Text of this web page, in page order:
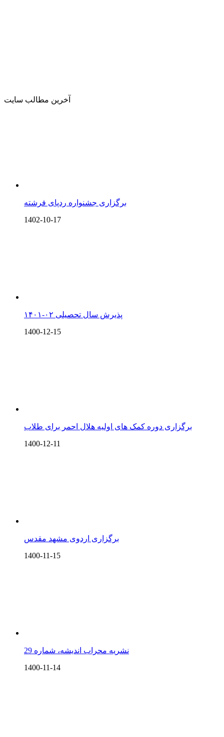
آخرین مطالب سایت
برگزاری جشنواره ردپای فرشته
1402-10-17
پذیرش سال تحصیلی ۰۲-۱۴۰۱
1400-12-15
برگزاری دوره کمک های اولیه هلال احمر برای طلاب
1400-12-11
برگزاری اردوی مشهد مقدس
1400-11-15
نشریه محراب اندیشه، شماره 29
1400-11-14